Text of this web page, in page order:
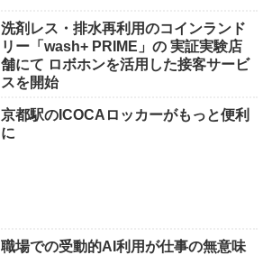
洗剤レス・排水再利用のコインランド
リー「wash+ PRIME」の 実証実験店
舗にて ロボホンを活用した接客サービ
スを開始
京都駅のICOCAロッカーがもっと便利
に
職場での受動的AI利用が仕事の無意味